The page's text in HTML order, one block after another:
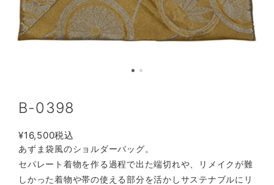
B-0398
¥16,500税込
あずま袋風のショルダーバッグ。
セパレート着物を作る過程で出た端切れや、リメイクが難
しかった着物や帯の使える部分を活かしサステナブルにリ